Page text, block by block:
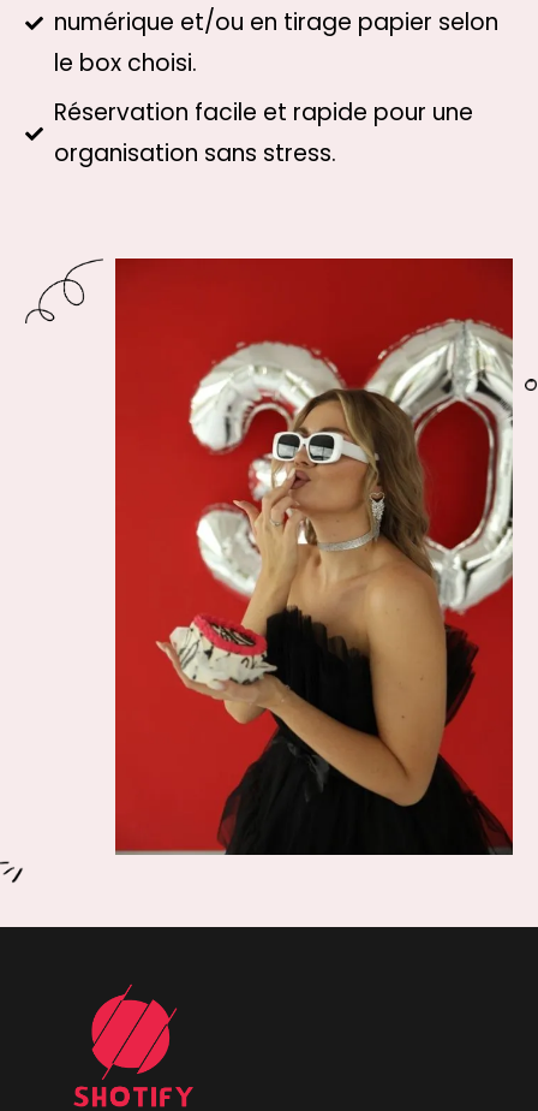
numérique et/ou en tirage papier selon
le box choisi.
Réservation facile et rapide pour une
organisation sans stress.